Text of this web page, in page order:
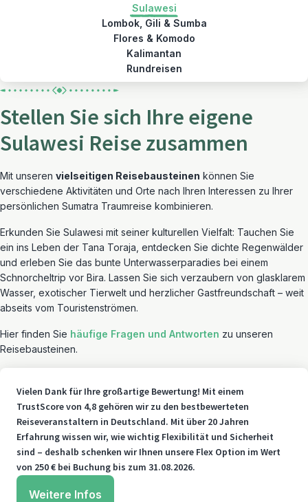
Sulawesi
Lombok, Gili & Sumba
Flores & Komodo
Kalimantan
Rundreisen
Stellen Sie sich Ihre eigene
Sulawesi Reise zusammen
Mit unseren vielseitigen Reisebausteinen können Sie
verschiedene Aktivitäten und Orte nach Ihren Interessen zu Ihrer
persönlichen Sumatra Traumreise kombinieren.
Erkunden Sie Sulawesi mit seiner kulturellen Vielfalt: Tauchen Sie
ein ins Leben der Tana Toraja, entdecken Sie dichte Regenwälder
und erleben Sie das bunte Unterwasserparadies bei einem
Schnorcheltrip vor Bira. Lassen Sie sich verzaubern von glasklarem
Wasser, exotischer Tierwelt und herzlicher Gastfreundschaft – weit
abseits vom Touristenströmen.
Hier finden Sie häufige Fragen und Antworten zu unseren
Reisebausteinen.
Vielen Dank für Ihre großartige Bewertung! Mit einem
TrustScore von 4,8 gehören wir zu den bestbewerteten
Reiseveranstaltern in Deutschland. Mit über 20 Jahren
Erfahrung wissen wir, wie wichtig Flexibilität und Sicherheit
sind – deshalb schenken wir Ihnen unsere Flex Option im Wert
von 250 € bei Buchung bis zum 31.08.2026.
Weitere Infos